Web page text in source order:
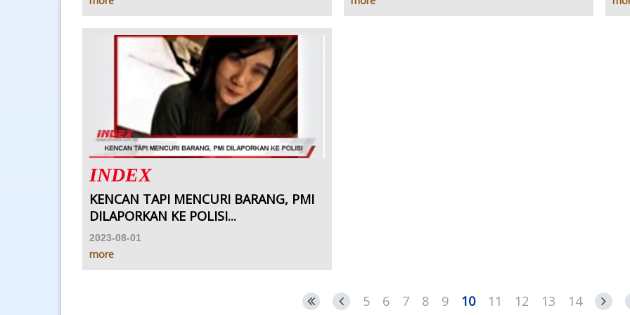
INDEX
KENCAN TAPI MENCURI BARANG, PMI
DILAPORKAN KE POLISI...
2023-08-01
more
5 6 7 8 9 10 11 12 13 14